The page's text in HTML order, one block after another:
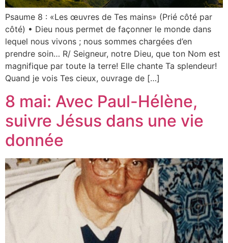
Psaume 8 : «Les œuvres de Tes mains» (Prié côté par
côté) • Dieu nous permet de façonner le monde dans
lequel nous vivons ; nous sommes chargées d’en
prendre soin… R/ Seigneur, notre Dieu, que ton Nom est
magnifique par toute la terre! Elle chante Ta splendeur!
Quand je vois Tes cieux, ouvrage de […]
8 mai: Avec Paul-Hélène,
suivre Jésus dans une vie
donnée